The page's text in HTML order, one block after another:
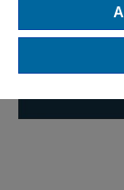
Intel® 6.
/ i5 / i3